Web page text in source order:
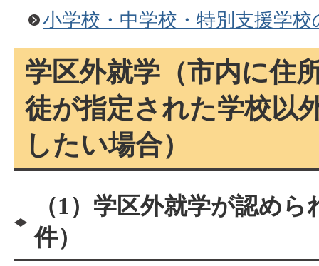
小学校・中学校・特別支援学
学区外就学（市内に住
徒が指定された学校以
したい場合）
（1）学区外就学が認め
件）